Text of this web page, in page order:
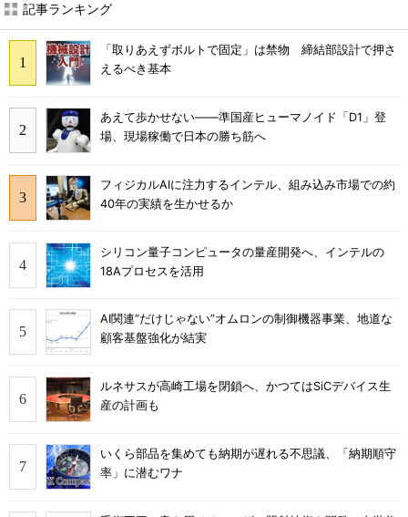
記事ランキング
「取りあえずボルトで固定」は禁物 締結部設計で押さ
えるべき基本
あえて歩かせない――準国産ヒューマノイド「D1」登
場、現場稼働で日本の勝ち筋へ
フィジカルAIに注力するインテル、組み込み市場での約
40年の実績を生かせるか
シリコン量子コンピュータの量産開発へ、インテルの
18Aプロセスを活用
AI関連“だけじゃない”オムロンの制御機器事業、地道な
顧客基盤強化が結実
ルネサスが高崎工場を閉鎖へ、かつてはSiCデバイス生
産の計画も
いくら部品を集めても納期が遅れる不思議、「納期順守
率」に潜むワナ